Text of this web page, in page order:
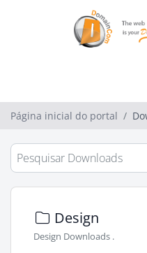
Página inicial do portal
Design
Design Downloads .